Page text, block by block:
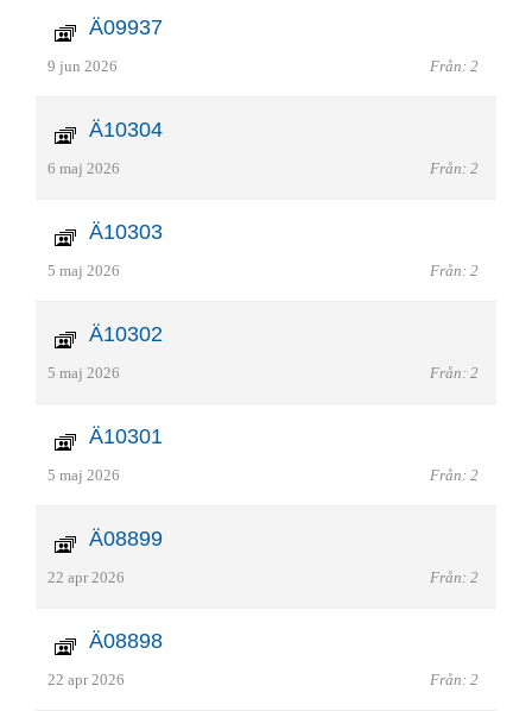
Ä09937
9 jun 2026 Från: 2
Ä10304
6 maj 2026 Från: 2
Ä10303
5 maj 2026 Från: 2
Ä10302
5 maj 2026 Från: 2
Ä10301
5 maj 2026 Från: 2
Ä08899
22 apr 2026 Från: 2
Ä08898
22 apr 2026 Från: 2